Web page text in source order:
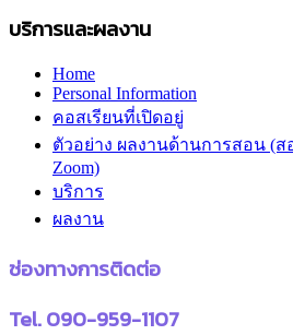
บริการและผลงาน
Home
Personal Information
คอสเรียนที่เปิดอยู่
ตัวอย่าง ผลงานด้านการสอน (ส
Zoom)
บริการ
ผลงาน
ช่องทางการติดต่อ
Tel. 090-959-1107